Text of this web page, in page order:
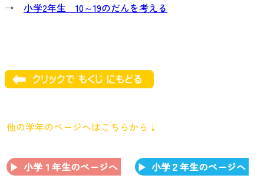
→ 小学2年生 10～19のだんを考える
他の学年のページへはこちらから↓
小学１年生のページへ 小学２年生のページへ